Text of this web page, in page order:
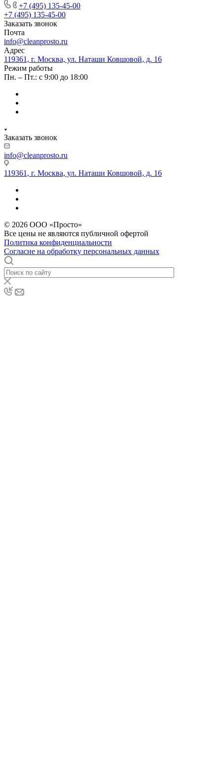
+7 (495) 135-45-00
+7 (495) 135-45-00
Заказать звонок
Почта
info@cleanprosto.ru
Адрес
119361, г. Москва, ул. Наташи Ковшовой, д. 16
Режим работы
Пн. – Пт.: с 9:00 до 18:00
Заказать звонок
info@cleanprosto.ru
119361, г. Москва, ул. Наташи Ковшовой, д. 16
© 2026 ООО «Просто»
Все цены не являются публичной офертой
Политика конфиденциальности
Согласие на обработку персональных данных